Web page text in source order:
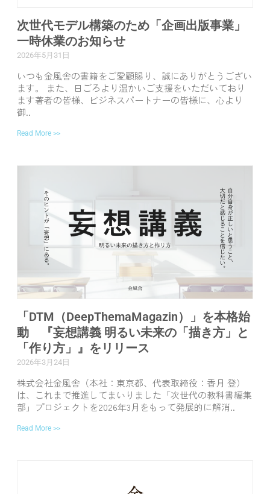
次世代モデル構築のため「企画出版事業」
一時休業のお知らせ
2026年5月31日
いつも金風舎の書籍をご愛顧賜り、誠にありがとうござい
ます。 また、日ごろより温かいご支援をいただいており
ます著者の皆様、ビジネスパートナーの皆様に、心より
御..
Read More >>
「DTM（DeepThemaMagazin）」を本格始
動 『妄想講義 明るい未来の「描き方」と
「作り方」』をリリース
2026年3月24日
株式会社金風舎（本社：東京都、代表取締役：香月 登）
は、これまで推進してまいりました「次世代の教科書編集
部」プロジェクトを2026年3月をもって発展的に解消..
Read More >>